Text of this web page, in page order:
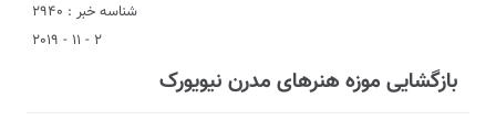
شناسه خبر : 2940
2 - 11 - 2019
بازگشایی موزه هنرهای مدرن نیویورک